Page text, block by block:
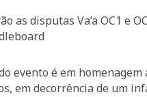
as disputas Va’a OC1 e
evento é em
em decorrência de um